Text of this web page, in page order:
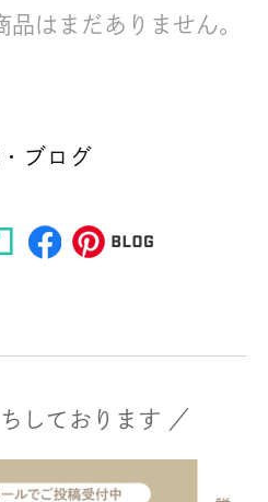
はまだありません。
ブログ
しております ／